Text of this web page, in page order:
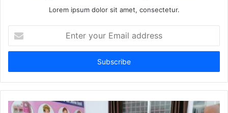
Lorem ipsum dolor sit amet, consectetur.
t
r
y
u